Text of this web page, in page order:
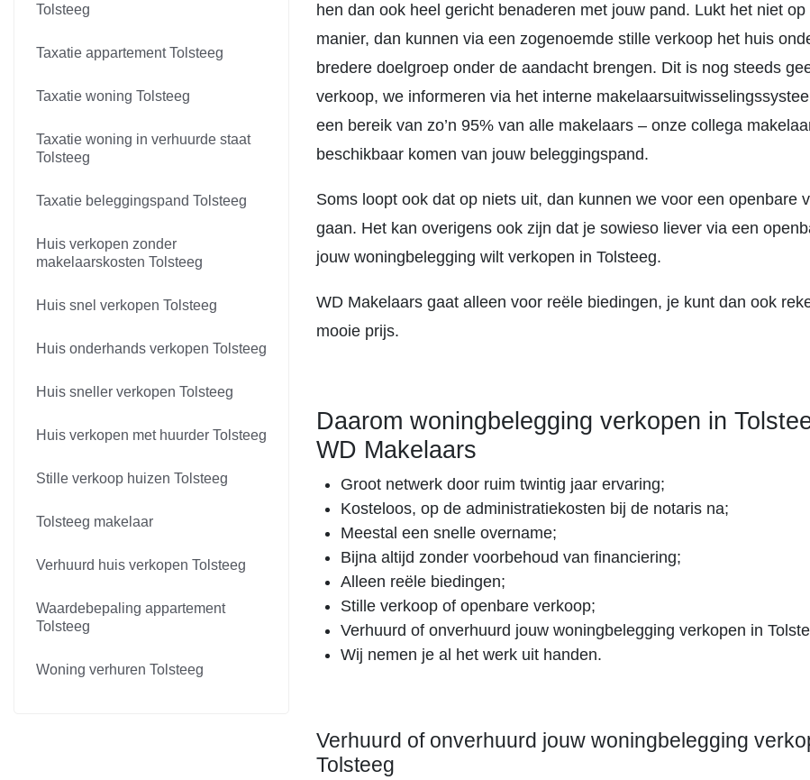
Tolsteeg
Taxatie appartement Tolsteeg
Taxatie woning Tolsteeg
Taxatie woning in verhuurde staat
Tolsteeg
Taxatie beleggingspand Tolsteeg
Huis verkopen zonder
makelaarskosten Tolsteeg
Huis snel verkopen Tolsteeg
Huis onderhands verkopen Tolsteeg
Huis sneller verkopen Tolsteeg
Huis verkopen met huurder Tolsteeg
Stille verkoop huizen Tolsteeg
Tolsteeg makelaar
Verhuurd huis verkopen Tolsteeg
Waardebepaling appartement
Tolsteeg
Woning verhuren Tolsteeg
hen dan ook heel gericht benaderen met jouw pand. Lukt het niet op
manier, dan kunnen via een zogenoemde stille verkoop het huis
bredere doelgroep onder de aandacht brengen. Dit is nog steeds
verkoop, we informeren via het interne
een bereik van zo’n 95% van alle makelaars – onze collega
beschikbaar komen van jouw beleggingspand.
Soms loopt ook dat op niets uit, dan kunnen we voor een openbare
gaan. Het kan overigens ook zijn dat je sowieso liever via een
jouw woningbelegging wilt verkopen in Tolsteeg.
WD Makelaars gaat alleen voor reële biedingen, je kunt dan ook
mooie prijs.
Daarom woningbelegging verkopen in
WD Makelaars
Groot netwerk door ruim twintig jaar ervaring;
Kosteloos, op de administratiekosten bij de notaris na;
Meestal een snelle overname;
Bijna altijd zonder voorbehoud van financiering;
Alleen reële biedingen;
Stille verkoop of openbare verkoop;
Verhuurd of onverhuurd jouw woningbelegging verkopen in
Wij nemen je al het werk uit handen.
Verhuurd of onverhuurd jouw woningbelegging
Tolsteeg